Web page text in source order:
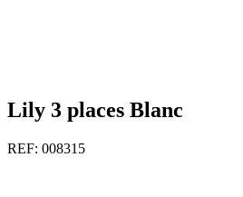
Lily 3 places Blanc
REF: 008315